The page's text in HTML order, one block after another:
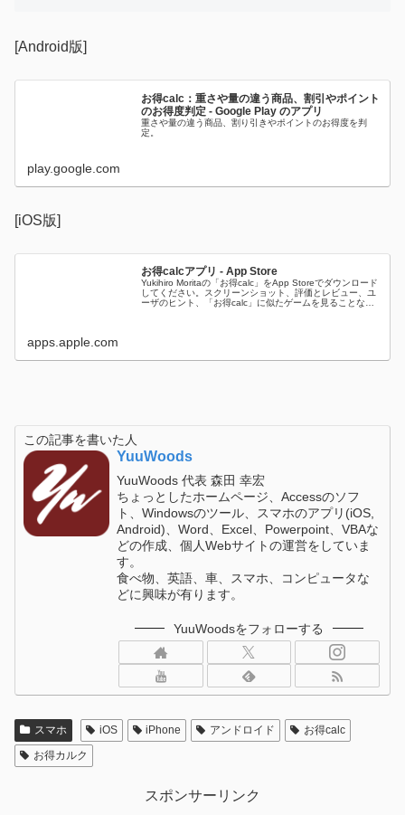
[Android版]
お得calc：重さや量の違う商品、割引やポイント
のお得度判定 - Google Play のアプリ
重さや量の違う商品、割り引きやポイントのお得度を判
定。
play.google.com
[iOS版]
お得calcアプリ - App Store
Yukihiro Moritaの「お得calc」をApp Storeでダウンロード
してください。スクリーンショット、評価とレビュー、ユ
ーザのヒント、「お得calc」に似たゲームを見ることなど
apps.apple.com
この記事を書いた人
YuuWoods
YuuWoods 代表 森田 幸宏
ちょっとしたホームページ、Accessのソフ
ト、Windowsのツール、スマホのアプリ(iOS,
Android)、Word、Excel、Powerpoint、VBAな
どの作成、個人Webサイトの運営をしていま
す。
食べ物、英語、車、スマホ、コンピュータな
どに興味が有ります。
YuuWoodsをフォローする
スマホ iOS iPhone アンドロイド
お得calc
お得カルク
スポンサーリンク